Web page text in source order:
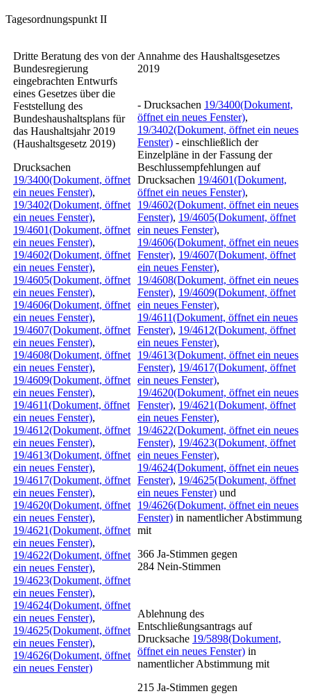
Tagesordnungspunkt II
Dritte Beratung des von der
Bundesregierung
eingebrachten Entwurfs
eines Gesetzes über die
Feststellung des
Bundeshaushaltsplans für
das Haushaltsjahr 2019
(Haushaltsgesetz 2019)
Drucksachen
19/3400(Dokument, öffnet
ein neues Fenster),
19/3402(Dokument, öffnet
ein neues Fenster),
19/4601(Dokument, öffnet
ein neues Fenster),
19/4602(Dokument, öffnet
ein neues Fenster),
19/4605(Dokument, öffnet
ein neues Fenster),
19/4606(Dokument, öffnet
ein neues Fenster),
19/4607(Dokument, öffnet
ein neues Fenster),
19/4608(Dokument, öffnet
ein neues Fenster),
19/4609(Dokument, öffnet
ein neues Fenster),
19/4611(Dokument, öffnet
ein neues Fenster),
19/4612(Dokument, öffnet
ein neues Fenster),
19/4613(Dokument, öffnet
ein neues Fenster),
19/4617(Dokument, öffnet
ein neues Fenster),
19/4620(Dokument, öffnet
ein neues Fenster),
19/4621(Dokument, öffnet
ein neues Fenster),
19/4622(Dokument, öffnet
ein neues Fenster),
19/4623(Dokument, öffnet
ein neues Fenster),
19/4624(Dokument, öffnet
ein neues Fenster),
19/4625(Dokument, öffnet
ein neues Fenster),
19/4626(Dokument, öffnet
ein neues Fenster)
Annahme des Haushaltsgesetzes
2019
- Drucksachen 19/3400(Dokument,
öffnet ein neues Fenster),
19/3402(Dokument, öffnet ein neues
Fenster) - einschließlich der
Einzelpläne in der Fassung der
Beschlussempfehlungen auf
Drucksachen 19/4601(Dokument,
öffnet ein neues Fenster),
19/4602(Dokument, öffnet ein neues
Fenster), 19/4605(Dokument, öffnet
ein neues Fenster),
19/4606(Dokument, öffnet ein neues
Fenster), 19/4607(Dokument, öffnet
ein neues Fenster),
19/4608(Dokument, öffnet ein neues
Fenster), 19/4609(Dokument, öffnet
ein neues Fenster),
19/4611(Dokument, öffnet ein neues
Fenster), 19/4612(Dokument, öffnet
ein neues Fenster),
19/4613(Dokument, öffnet ein neues
Fenster), 19/4617(Dokument, öffnet
ein neues Fenster),
19/4620(Dokument, öffnet ein neues
Fenster), 19/4621(Dokument, öffnet
ein neues Fenster),
19/4622(Dokument, öffnet ein neues
Fenster), 19/4623(Dokument, öffnet
ein neues Fenster),
19/4624(Dokument, öffnet ein neues
Fenster), 19/4625(Dokument, öffnet
ein neues Fenster) und
19/4626(Dokument, öffnet ein neues
Fenster) in namentlicher Abstimmung
mit
366 Ja-Stimmen gegen
284 Nein-Stimmen
Ablehnung des
Entschließungsantrags auf
Drucksache 19/5898(Dokument,
öffnet ein neues Fenster) in
namentlicher Abstimmung mit
215 Ja-Stimmen gegen